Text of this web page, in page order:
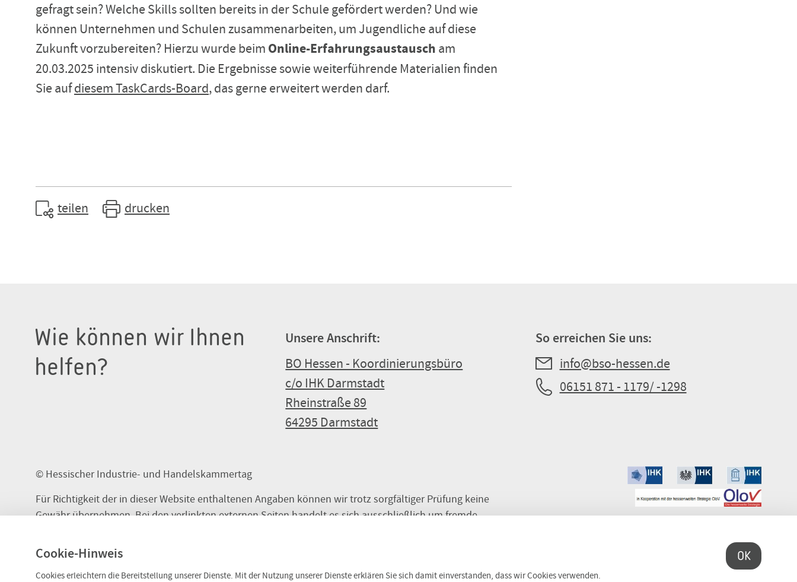
Cookie-Hinweis
Cookies erleichtern die Bereitstellung unserer Dienste. Mit der Nutzung unserer Dienste erklären Sie sich damit einverstanden, dass wir Cookies verwenden.
OK
gefragt sein? Welche Skills sollten bereits in der Schule gefördert werden? Und wie
können Unternehmen und Schulen zusammenarbeiten, um Jugendliche auf diese
Zukunft vorzubereiten? Hierzu wurde beim Online-Erfahrungsaustausch am
20.03.2025 intensiv diskutiert. Die Ergebnisse sowie weiterführende Materialien finden
Sie aufdiesem TaskCards-Board, das gerne erweitert werden darf.
teilen drucken
Wie können wir Ihnen
helfen?
Unsere Anschrift:
BO Hessen - Koordinierungsbüro
c/o IHK Darmstadt
Rheinstraße 89
64295 Darmstadt
So erreichen Sie uns:
info@bso-hessen.de
06151 871 - 1179/ -1298
© Hessischer Industrie- und Handelskammertag
Für Richtigkeit der in dieser Website enthaltenen Angaben können wir trotz sorgfältiger Prüfung keine
Gewähr übernehmen. Bei den verlinkten externen Seiten handelt es sich ausschließlich um fremde